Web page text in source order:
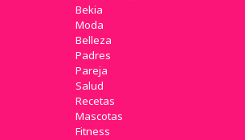
Bekia
Moda
Belleza
Padres
Pareja
Salud
Recetas
Mascotas
Fitness